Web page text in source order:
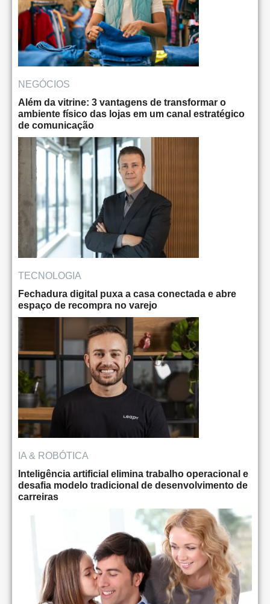
NEGÓCIOS
Além da vitrine: 3 vantagens de transformar o
ambiente físico das lojas em um canal estratégico
de comunicação
TECNOLOGIA
Fechadura digital puxa a casa conectada e abre
espaço de recompra no varejo
IA & ROBÓTICA
Inteligência artificial elimina trabalho operacional e
desafia modelo tradicional de desenvolvimento de
carreiras